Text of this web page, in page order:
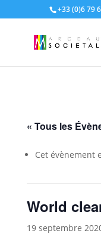
+33 (0)6 79
« Tous les
Cet évènement
World
19 septembre